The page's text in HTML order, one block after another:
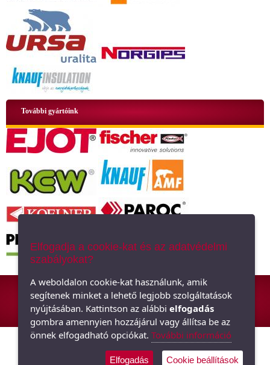
További gyártóink
ÁSZF|Adatkezelési tájékoztató| Oldaltérkép
Hőszigetelő anyagok, polisztirol, üveggyapot - Minden ami szigetelés,
hőszigetelés
Árukereső.hu
Elfogadja a cookie-kat és az adatvédelmi
szabályokat?
A weboldalon cookie-kat használunk, amik
segítenek minket a lehető legjobb szolgáltatások
nyújtásában. Kattintson az alábbi elfogadás
gombra amennyien hozzájárul vagy állítsa be az
önnek elfogadható opciókat. További információ
Elfogadás Cookie beállítások